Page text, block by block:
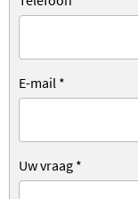
E-mail *
Uw vraag *